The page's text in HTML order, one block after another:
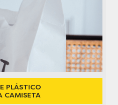
PLÁSTICO
CAMISETA